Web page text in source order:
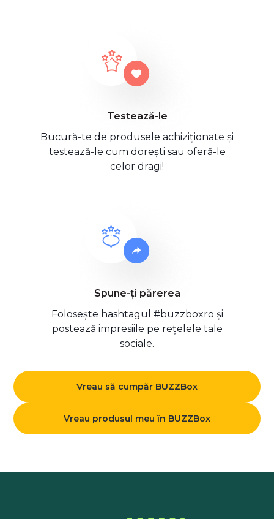
Testează-le
Bucură-te de produsele achiziționate și
testează-le cum dorești sau oferă-le
celor dragi!
Spune-ți părerea
Folosește hashtagul #buzzboxro și
postează impresiile pe rețelele tale
sociale.
Vreau să cumpăr BUZZBox
Vreau produsul meu în BUZZBox